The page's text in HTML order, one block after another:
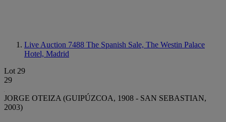
Live Auction 7488 The Spanish Sale, The Westin Palace
Hotel, Madrid
Lot 29
29
JORGE OTEIZA (GUIPÚZCOA, 1908 - SAN SEBASTIAN,
2003)